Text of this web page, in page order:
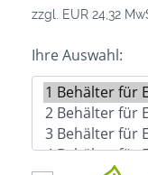
zzgl. EUR 24,32
Ihre Auswahl: